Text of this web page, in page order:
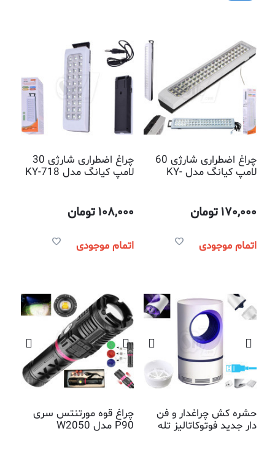
چراغ اضطراری شارژی 60
لامپ کیانگ مدل KY-
170,000تومان
اتمام موجودی
چراغ اضطراری شارژی 30
لامپ کیانگ مدل KY-718
108,000تومان
اتمام موجودی
حشره کش چراغدار و فن
دار جدید فوتوکاتالیز تله
چراغ‌ قوه مورتنتس سری
P90 مدل W2050